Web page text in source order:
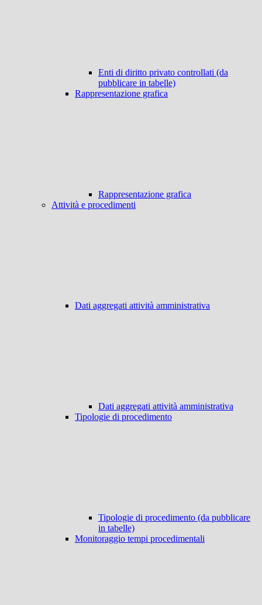
Enti di diritto privato controllati (da
pubblicare in tabelle)
Rappresentazione grafica
Rappresentazione grafica
Attività e procedimenti
Dati aggregati attività amministrativa
Dati aggregati attività amministrativa
Tipologie di procedimento
Tipologie di procedimento (da pubblicare
in tabelle)
Monitoraggio tempi procedimentali